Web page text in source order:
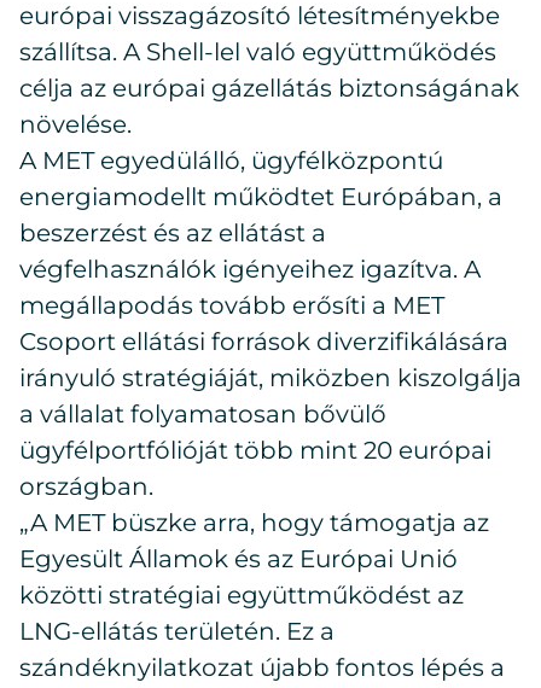
európai visszagázosító létesítményekbe
szállítsa. A Shell-lel való együttműködés
célja az európai gázellátás biztonságának
növelése.
A MET egyedülálló, ügyfélközpontú
energiamodellt működtet Európában, a
beszerzést és az ellátást a
végfelhasználók igényeihez igazítva. A
megállapodás tovább erősíti a MET
Csoport ellátási források diverzifikálására
irányuló stratégiáját, miközben kiszolgálja
a vállalat folyamatosan bővülő
ügyfélportfólióját több mint 20 európai
országban.
„A MET büszke arra, hogy támogatja az
Egyesült Államok és az Európai Unió
közötti stratégiai együttműködést az
LNG-ellátás területén. Ez a
szándéknyilatkozat újabb fontos lépés a